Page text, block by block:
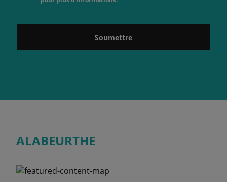
Soumettre
ALABEURTHE